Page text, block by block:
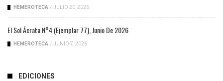
HEMEROTECA / JULIO 20, 2026
El Sol Ácrata N°4 (ejemplar 77), Junio De 2026
HEMEROTECA / JUNIO 7, 2026
EDICIONES